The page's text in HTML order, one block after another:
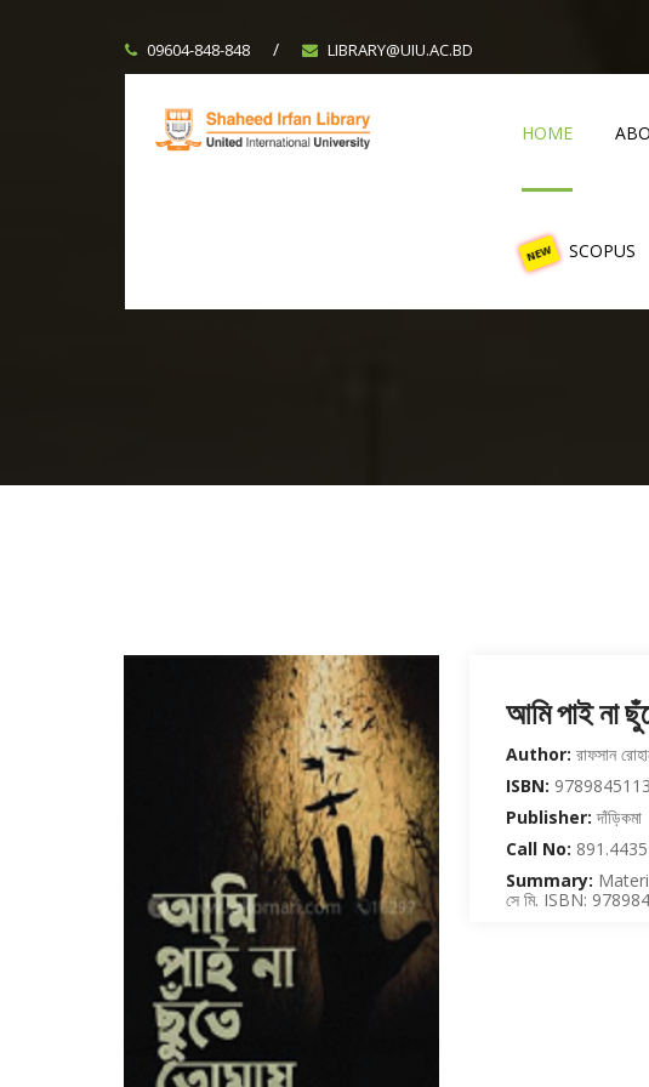
09604-848-848 / LIBRARY@UIU.AC.BD
HOME
NEW SCOPUS
আমি পাই না
Author: রাফসান
ISBN:
Publisher: দাঁড়িকমা
Call No: 891.4435
Summary:
সে মি. ISBN: